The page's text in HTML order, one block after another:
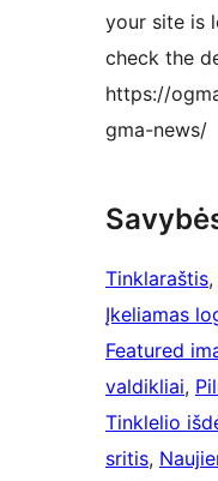
your site is
check the
https://
gma-news/
Tinklaraštis,
Įkeliamas
Featured
valdikliai,
Tinklelio
sritis,